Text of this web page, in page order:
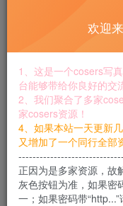
此内容为付费资源，请
黄金会员免
您当
白银81，了不
欢迎
1、这是一个cosers写
台能够带给你良好的交
2、我们聚合了多家
家cosers资源！
4、如果本站一天更新
又增加了一个同行全部
正因为是多家资源，故
灰色按钮为准，如果密
一；如果密码带